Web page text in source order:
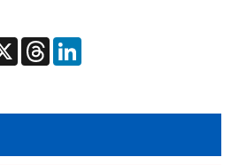
X Threads